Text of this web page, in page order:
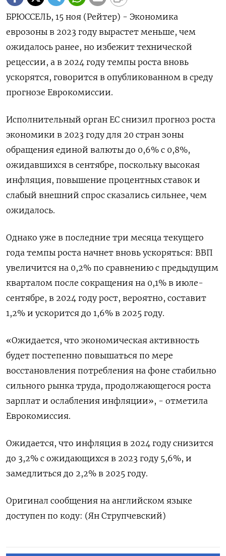
БРЮССЕЛЬ, 15 ноя (Рейтер) - Экономика
еврозоны в 2023 году вырастет меньше, чем
ожидалось ранее, но избежит технической
рецессии, а в 2024 году темпы роста вновь
ускорятся, говорится в опубликованном в среду
прогнозе Еврокомиссии.
Исполнительный орган ЕС снизил прогноз роста
экономики в 2023 году для 20 стран зоны
обращения единой валюты до 0,6% с 0,8%,
ожидавшихся в сентябре, поскольку высокая
инфляция, повышение процентных ставок и
слабый внешний спрос сказались сильнее, чем
ожидалось.
Однако уже в последние три месяца текущего
года темпы роста начнет вновь ускоряться: ВВП
увеличится на 0,2% по сравнению с предыдущим
кварталом после сокращения на 0,1% в июле-
сентябре, в 2024 году рост, вероятно, составит
1,2% и ускорится до 1,6% в 2025 году.
«Ожидается, что экономическая активность
будет постепенно повышаться по мере
восстановления потребления на фоне стабильно
сильного рынка труда, продолжающегося роста
зарплат и ослабления инфляции», - отметила
Еврокомиссия.
Ожидается, что инфляция в 2024 году снизится
до 3,2% с ожидающихся в 2023 году 5,6%, и
замедлиться до 2,2% в 2025 году.
Оригинал сообщения на английском языке
доступен по коду: (Ян Струпчевский)